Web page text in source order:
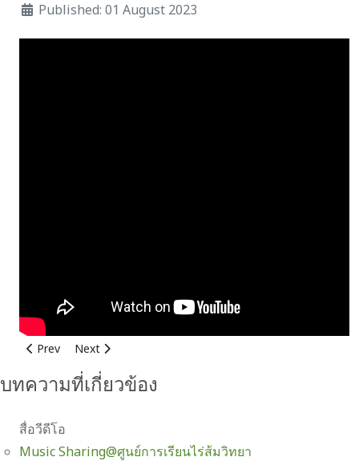
Published: 01 August 2023
Previous article: กิจกรรมชวนแม่ มาปลูกข้าว(ดำนา) ของศูนย์การเ
Prev Next article: มาตรการป้องกันโควิด19 COVID19 ศูนย์กา
Next
บทความที่เกี่ยวข้อง
สื่อวีดีโอ
Music Sharing@ศูนย์การเรียนไร่ส้มวิทยา